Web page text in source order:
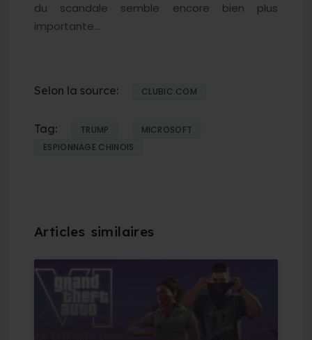
du scandale semble encore bien plus
importante…
Selon la source: CLUBIC.COM
Tag: TRUMP
MICROSOFT
ESPIONNAGE CHINOIS